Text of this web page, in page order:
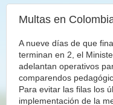
Multas en
A nueve días de que
terminan en 2, el
adelantan operativos
comparendos
Para evitar las filas los
implementación de la